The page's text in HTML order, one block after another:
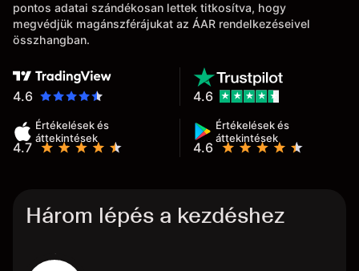
pontos adatai szándékosan lettek titkosítva, hogy
megvédjük magánszférájukat az ÁAR rendelkezéseivel
összhangban.
4.6
Értékelések és
áttekintések
4.7
Értékelések és
áttekintések
4.6
4.6
Három lépés a kezdéshez